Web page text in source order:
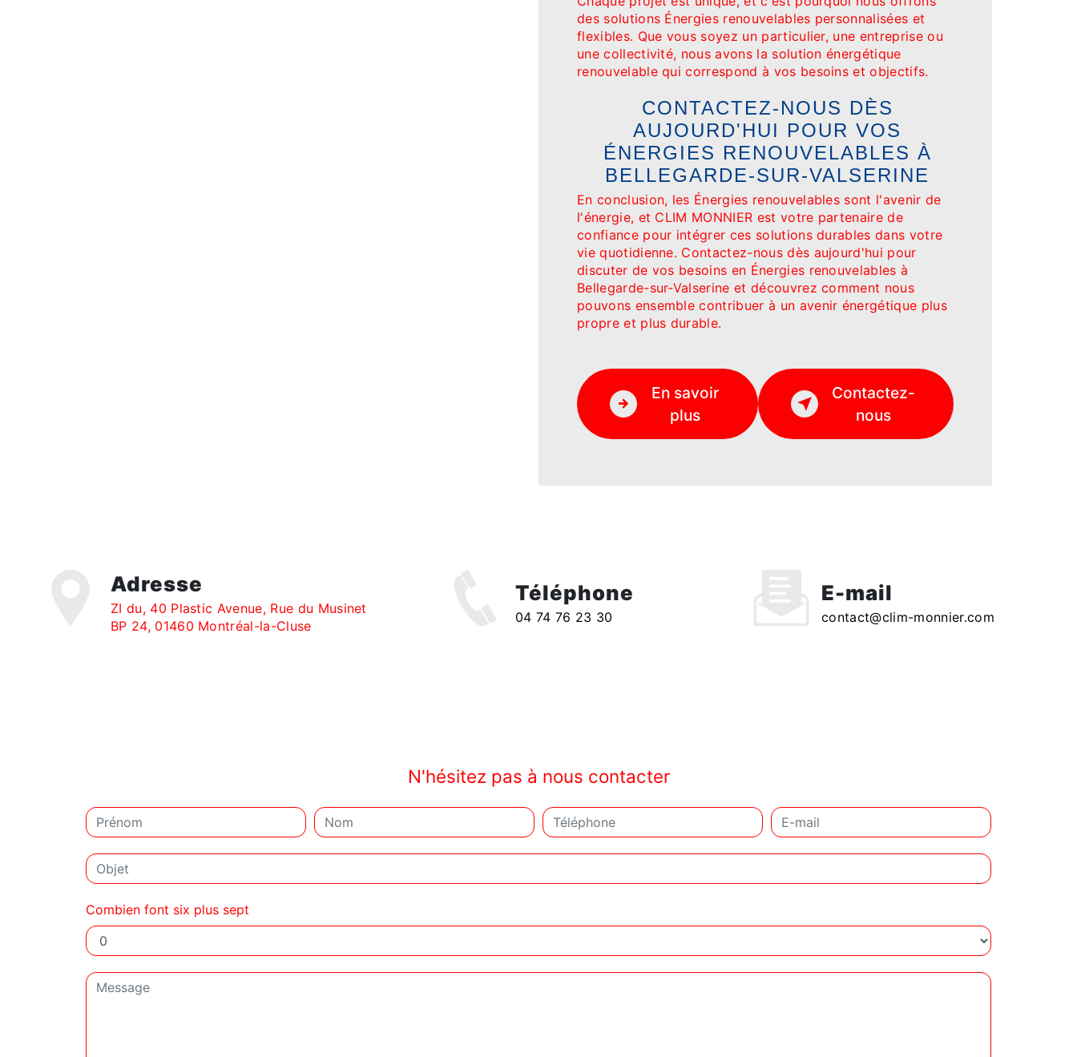
des solutions Énergies renouvelables personnalisées et
flexibles. Que vous soyez un particulier, une entreprise ou
une collectivité, nous avons la solution énergétique
renouvelable qui correspond à vos besoins et objectifs.
CONTACTEZ-NOUS DÈS
AUJOURD'HUI POUR VOS
ÉNERGIES RENOUVELABLES À
BELLEGARDE-SUR-VALSERINE
En conclusion, les Énergies renouvelables sont l'avenir de
l'énergie, et CLIM MONNIER est votre partenaire de
confiance pour intégrer ces solutions durables dans votre
vie quotidienne. Contactez-nous dès aujourd'hui pour
discuter de vos besoins en Énergies renouvelables à
Bellegarde-sur-Valserine et découvrez comment nous
pouvons ensemble contribuer à un avenir énergétique plus
propre et plus durable.
En savoir
plus
Contactez-
nous
Adresse
ZI du, 40 Plastic Avenue, Rue du Musinet
BP 24, 01460 Montréal-la-Cluse
Téléphone
04 74 76 23 30
E-mail
contact@clim-monnier.com
N'hésitez pas à nous contacter
Combien font six plus sept